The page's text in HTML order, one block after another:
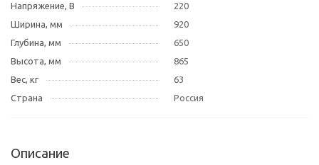
Напряжение, В
220
Ширина, мм
920
Глубина, мм
650
Высота, мм
865
Вес, кг
63
Страна
Россия
Описание